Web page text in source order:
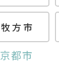
牧方市
京都市